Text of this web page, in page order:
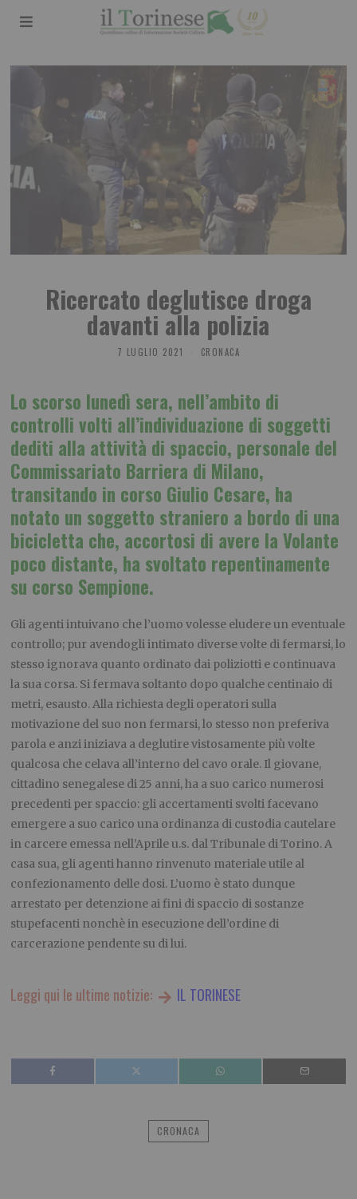
Ricercato deglutisce droga
davanti alla polizia
7 LUGLIO 2021 CRONACA
Lo scorso lunedì sera, nell’ambito di
controlli volti all’individuazione di soggetti
dediti alla attività di spaccio, personale del
Commissariato Barriera di Milano,
transitando in corso Giulio Cesare, ha
notato un soggetto straniero a bordo di una
bicicletta che, accortosi di avere la Volante
poco distante, ha svoltato repentinamente
su corso Sempione.
Gli agenti intuivano che l’uomo volesse eludere un eventuale
controllo; pur avendogli intimato diverse volte di fermarsi, lo
stesso ignorava quanto ordinato dai poliziotti e continuava
la sua corsa. Si fermava soltanto dopo qualche centinaio di
metri, esausto. Alla richiesta degli operatori sulla
motivazione del suo non fermarsi, lo stesso non preferiva
parola e anzi iniziava a deglutire vistosamente più volte
qualcosa che celava all’interno del cavo orale. Il giovane,
cittadino senegalese di 25 anni, ha a suo carico numerosi
precedenti per spaccio: gli accertamenti svolti facevano
emergere a suo carico una ordinanza di custodia cautelare
in carcere emessa nell’Aprile u.s. dal Tribunale di Torino. A
casa sua, gli agenti hanno rinvenuto materiale utile al
confezionamento delle dosi. L’uomo è stato dunque
arrestato per detenzione ai fini di spaccio di sostanze
stupefacenti nonchè in esecuzione dell’ordine di
carcerazione pendente su di lui.
Leggi qui le ultime notizie: IL TORINESE
CRONACA